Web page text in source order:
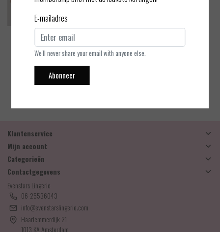
PrimaDonna Twist
Zipolite - Hotpants
Klantenservice
Mijn account
Categorieën
Contactgegevens
Evenstars Lingerie
06-25536043
info@evenstarslingerie.com
Haarlemmerdijk 21
1013 KA Amsterdam
E-mailadres
We'll never share your email with anyone else.
Abonneer